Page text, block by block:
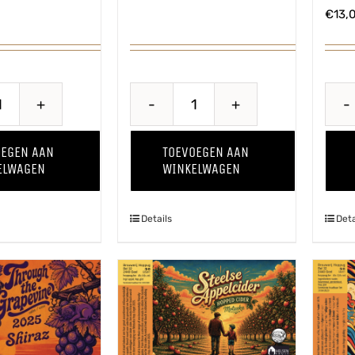
AAN
Kweepeer
TOEVOEGEN AAN
WINKELWAGEN
Details
€